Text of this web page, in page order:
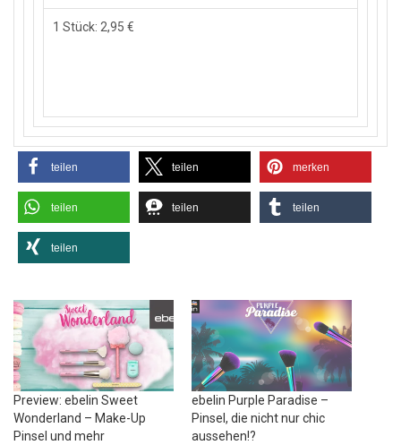
1 Stück: 2,95 €
teilen teilen merken
teilen teilen teilen
teilen
Preview: ebelin Sweet
Wonderland – Make-Up
Pinsel und mehr
ebelin Purple Paradise –
Pinsel, die nicht nur chic
aussehen!?